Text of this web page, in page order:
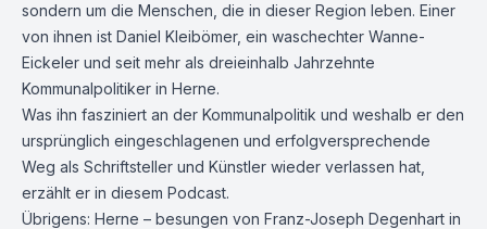
sondern um die Menschen, die in dieser Region leben. Einer
von ihnen ist Daniel Kleibömer, ein waschechter Wanne-
Eickeler und seit mehr als dreieinhalb Jahrzehnte
Kommunalpolitiker in Herne.
Was ihn fasziniert an der Kommunalpolitik und weshalb er den
ursprünglich eingeschlagenen und erfolgversprechende
Weg als Schriftsteller und Künstler wieder verlassen hat,
erzählt er in diesem Podcast.
Übrigens: Herne – besungen von Franz-Joseph Degenhart in